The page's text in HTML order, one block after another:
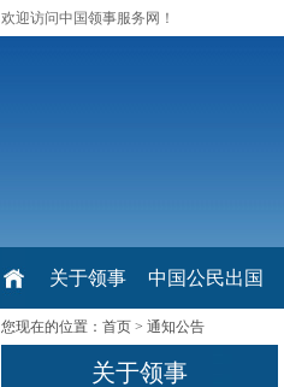
欢迎访问中国领事服务网！
关于领事 中国公民出国
您现在的位置： 首页 > 通知公告
关于领事